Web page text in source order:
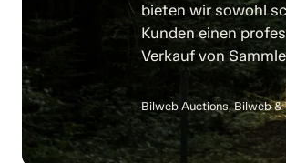
bieten wir sowohl
Kunden einen
Verkauf von
Bilweb Auctions, Bilweb &